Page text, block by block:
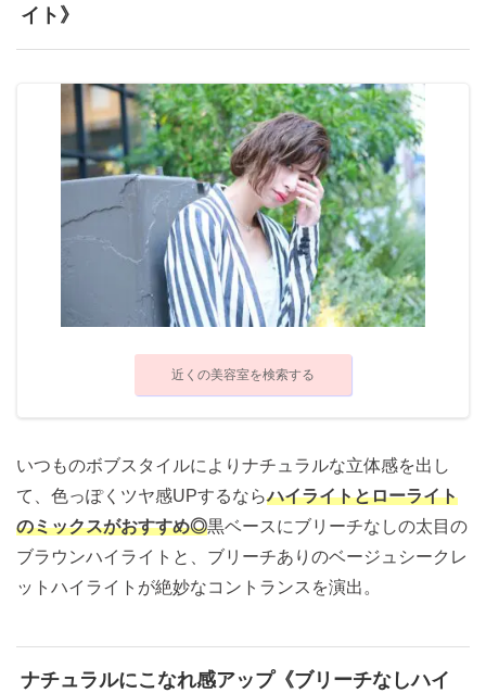
イト》
近くの美容室を検索する
いつものボブスタイルによりナチュラルな立体感を出し
て、色っぽくツヤ感UPするならハイライトとローライト
のミックスがおすすめ◎黒ベースにブリーチなしの太目の
ブラウンハイライトと、ブリーチありのベージュシークレ
ットハイライトが絶妙なコントランスを演出。
ナチュラルにこなれ感アップ《ブリーチなしハイ